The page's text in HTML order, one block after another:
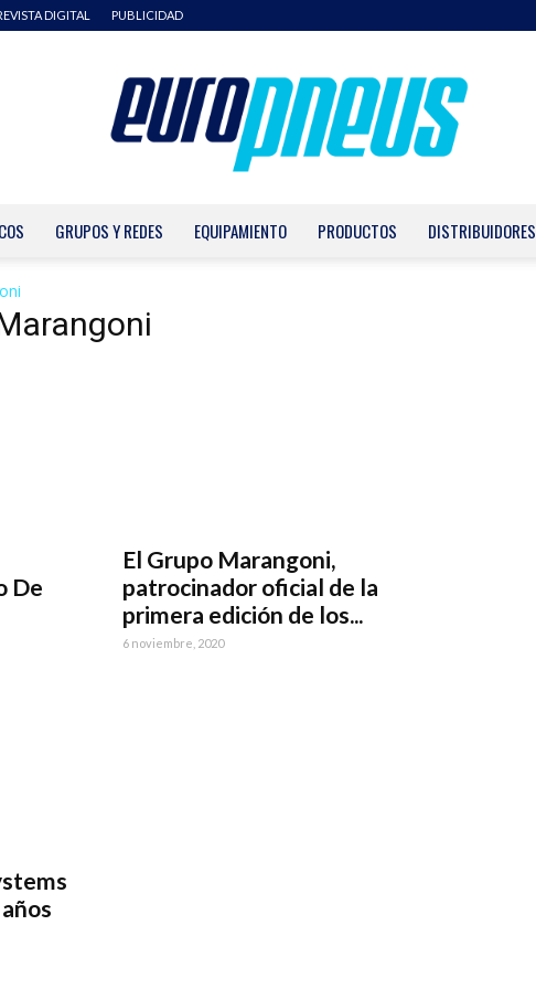
DIGITAL PUBLICIDAD
GRUPOS Y REDES EQUIPAMIENTO PRODUCTOS DISTRIBUIDORES
De
El Grupo Marangoni,
patrocinador oficial de la
primera edición de los...
6 noviembre, 2020